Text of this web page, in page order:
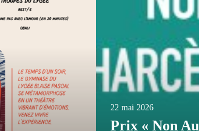
22 mai 2026
Prix « Non Au